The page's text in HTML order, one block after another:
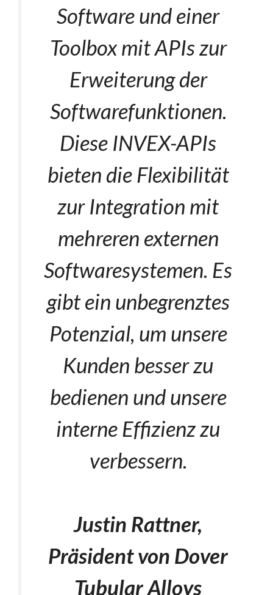
Software und einer
Toolbox mit APIs zur
Erweiterung der
Softwarefunktionen.
Diese INVEX-APIs
bieten die Flexibilität
zur Integration mit
mehreren externen
Softwaresystemen. Es
gibt ein unbegrenztes
Potenzial, um unsere
Kunden besser zu
bedienen und unsere
interne Effizienz zu
verbessern.
Justin Rattner,
Präsident von Dover
Tubular Alloys